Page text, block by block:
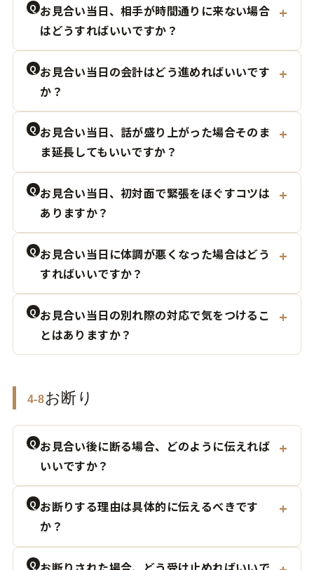
Q お見合い当日、相手が時間通りに来ない場合
はどうすればいいですか？
Q お見合い当日の会計はどう進めればいいです
か？
Q お見合い当日、話が盛り上がった場合そのま
ま延長してもいいですか？
Q お見合い当日、初対面で緊張をほぐすコツは
ありますか？
Q お見合い当日に体調が悪くなった場合はどう
すればいいですか？
Q お見合い当日の別れ際の対応で気をつけるこ
とはありますか？
4-8お断り
Q お見合い後に断る場合、どのように伝えれば
いいですか？
Q お断りする理由は具体的に伝えるべきです
か？
Q